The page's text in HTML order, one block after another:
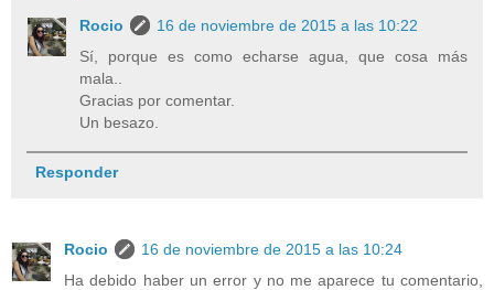
Rocio
16 de noviembre de 2015 a las 10:22
Sí, porque es como echarse agua, que cosa más
mala..
Gracias por comentar.
Un besazo.
Responder
Rocio
16 de noviembre de 2015 a las 10:24
Ha debido haber un error y no me aparece tu comentario,